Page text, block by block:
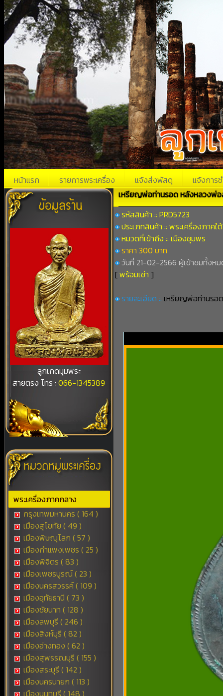
หน้าแรก รายการพระเครื่อง แจ้งส่งพัสดุ แจ้งการช
ลูกเกดมุมพระ
สายตรง โทร :066-1345389
พระเครื่องภาคกลาง
กรุงเทพมหานคร ( 164 )
เมืองสุโขทัย ( 49 )
เมืองพิษณุโลก ( 57 )
เมืองกำแพงเพชร ( 25 )
เมืองพิจิตร ( 83 )
เมืองเพชรบูรณ์ ( 23 )
เมืองนครสวรรค์ ( 109 )
เมืองอุทัยธานี ( 73 )
เมืองชัยนาท ( 128 )
เมืองลพบุรี ( 246 )
เมืองสิงห์บุรี ( 82 )
เมืองอ่างทอง ( 62 )
เมืองสุพรรณบุรี ( 155 )
เมืองสระบุรี ( 142 )
เมืองนครนายก ( 113 )
เมืองนนทบุรี ( 148 )
เหรียญพ่อท่านรอด หลังหลวงพ่อ
รหัสสินค้า :: PRD5723
ประเภทสินค้า :: พระเครื่องภาคใต้
หมวดที่เข้าถึง :: เมืองชุมพร
ราคา 300 บาท
วันที่ 21-02-2566 ผู้เข้าชมทั้งหม
[พร้อมเช่า ]
รายละเอียด :: เหรียญพ่อท่านรอ